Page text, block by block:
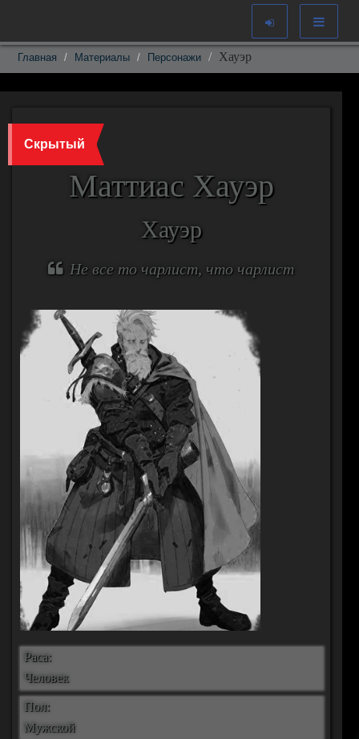
Главная Материалы Персонажи Хауэр
Скрытый
Маттиас Хауэр
Хауэр
Не все то чарлист, что чарлист
Раса:
Человек
Пол:
Мужской